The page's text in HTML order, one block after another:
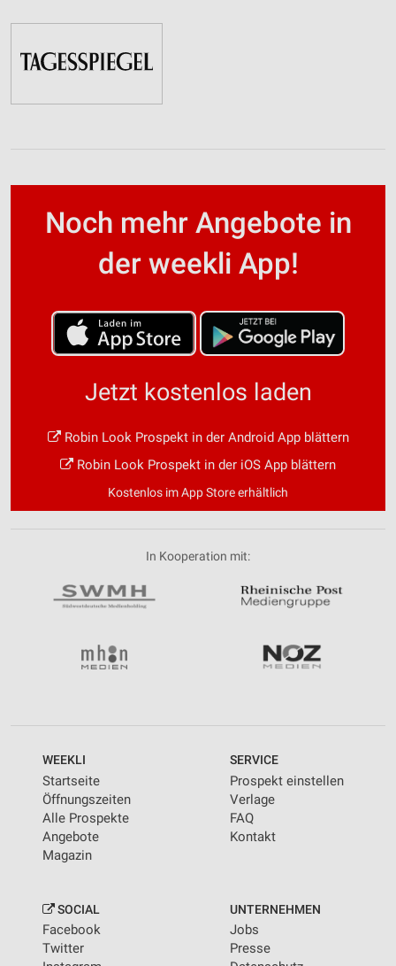
Noch mehr Angebote in
der weekli App!
Jetzt kostenlos laden
Robin Look Prospekt in der Android App blättern
Robin Look Prospekt in der iOS App blättern
Kostenlos im App Store erhältlich
In Kooperation mit:
WEEKLI
Startseite
Öffnungszeiten
Alle Prospekte
Angebote
Magazin
SERVICE
Prospekt einstellen
Verlage
FAQ
Kontakt
SOCIAL
Facebook
Twitter
UNTERNEHMEN
Jobs
Presse